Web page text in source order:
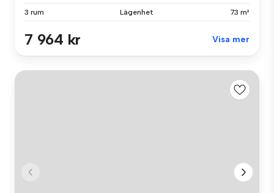
3 rum Lägenhet 73 m²
7 964 kr Visa mer